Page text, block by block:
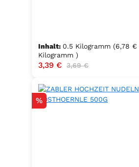
Inhalt: 0.5 Kilogramm (6,78 €
Kilogramm )
Verkaufspreis:
3,39 € Regulärer Preis:
3,69 €
Rabatt
%